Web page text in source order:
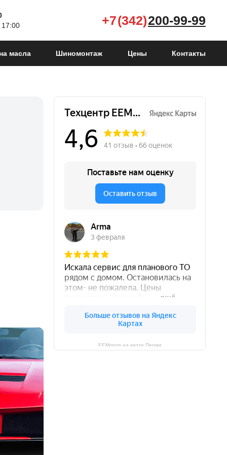
17:00
+7 (342)200-99-99
масла Шиномонтаж Цены Контакты
2016 - 2019
EEMotors на карте Перми